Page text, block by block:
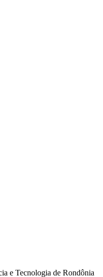
e Tecnologia de Rondônia